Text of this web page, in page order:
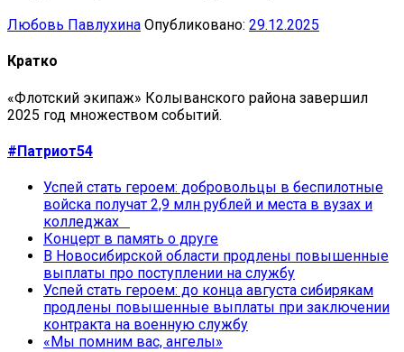
Любовь Павлухина Опубликовано: 29.12.2025
Кратко
«Флотский экипаж» Колыванского района завершил
2025 год множеством событий.
#Патриот54
Успей стать героем: добровольцы в беспилотные
войска получат 2,9 млн рублей и места в вузах и
колледжах
Концерт в память о друге
В Новосибирской области продлены повышенные
выплаты про поступлении на службу
Успей стать героем: до конца августа сибирякам
продлены повышенные выплаты при заключении
контракта на военную службу
«Мы помним вас, ангелы»